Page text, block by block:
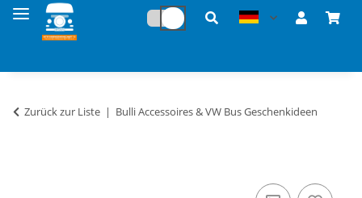
Zurück zur Liste Bulli Accessoires & VW Bus Geschenkideen